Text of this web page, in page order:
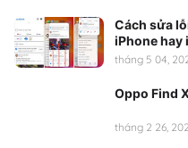
Cách sửa
iPhone hay
tháng 5 04,
Oppo Find
tháng 2 26,